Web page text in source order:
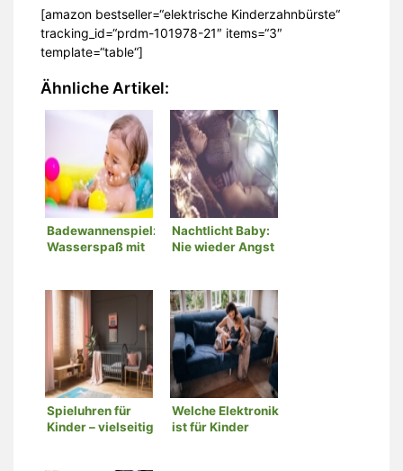
[amazon bestseller=“elektrische Kinderzahnbürste“
tracking_id=“prdm-101978-21″ items=“3″
template=“table“]
Ähnliche Artikel:
Badewannenspielzeug:
Wasserspaß mit
Nachtlicht Baby:
Nie wieder Angst
Spieluhren für
Kinder – vielseitig
Welche Elektronik
ist für Kinder